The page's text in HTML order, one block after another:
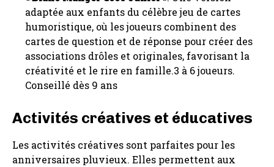
adaptée aux enfants du célèbre jeu de cartes
humoristique, où les joueurs combinent des
cartes de question et de réponse pour créer des
associations drôles et originales, favorisant la
créativité et le rire en famille.3 à 6 joueurs.
Conseillé dès 9 ans
Activités créatives et éducatives
Les activités créatives sont parfaites pour les
anniversaires pluvieux. Elles permettent aux